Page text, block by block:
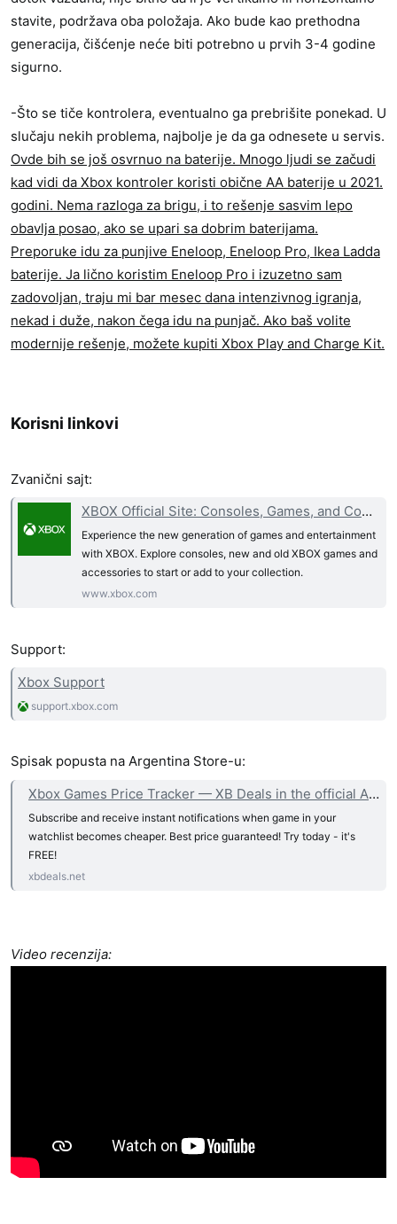
stavite, podržava oba položaja. Ako bude kao prethodna
generacija, čišćenje neće biti potrebno u prvih 3-4 godine
sigurno.
-Što se tiče kontrolera, eventualno ga prebrišite ponekad. U
slučaju nekih problema, najbolje je da ga odnesete u servis.
Ovde bih se još osvrnuo na baterije. Mnogo ljudi se začudi
kad vidi da Xbox kontroler koristi obične AA baterije u 2021.
godini. Nema razloga za brigu, i to rešenje sasvim lepo
obavlja posao, ako se upari sa dobrim baterijama.
Preporuke idu za punjive Eneloop, Eneloop Pro, Ikea Ladda
baterije. Ja lično koristim Eneloop Pro i izuzetno sam
zadovoljan, traju mi bar mesec dana intenzivnog igranja,
nekad i duže, nakon čega idu na punjač. Ako baš volite
modernije rešenje, možete kupiti Xbox Play and Charge Kit.
Korisni linkovi​
Zvanični sajt:
XBOX Official Site: Consoles, Games, and Community | XBOX
Experience the new generation of games and entertainment
with XBOX. Explore consoles, new and old XBOX games and
accessories to start or add to your collection.
www.xbox.com
Support:
Xbox Support
support.xbox.com
Spisak popusta na Argentina Store-u:
Xbox Games Price Tracker — XB Deals in the official Argentina Microsoft Store
Subscribe and receive instant notifications when game in your
watchlist becomes cheaper. Best price guaranteed! Try today - it's
FREE!
xbdeals.net
Video recenzija: